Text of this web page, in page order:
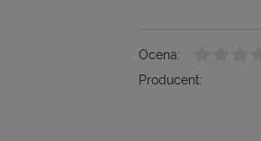
Ocena:
Producent: